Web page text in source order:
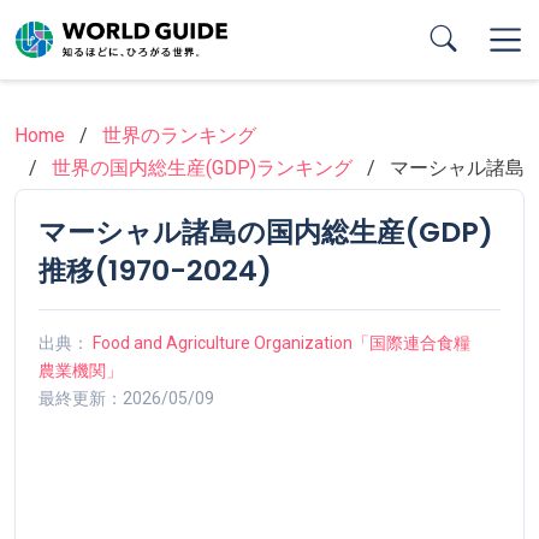
to
main
Home
世界のランキング
世界の国内総生産(GDP)ランキング
マーシャル諸島
マーシャル諸島の国内総生産(GDP)
推移(1970-2024)
出典：
Food and Agriculture Organization「国際連合食糧
農業機関」
最終更新：2026/05/09